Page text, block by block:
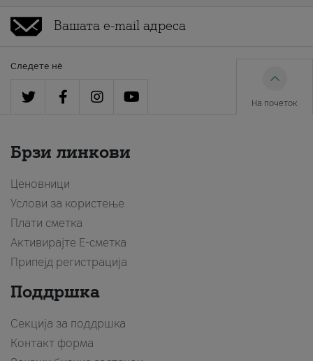
Следете нè
На почеток
Брзи линкови
Ценовници
Услови за користење
Плати сметка
Активирајте Е-сметка
Припејд регистрација
Поддршка
Секција за поддршка
Контакт форма